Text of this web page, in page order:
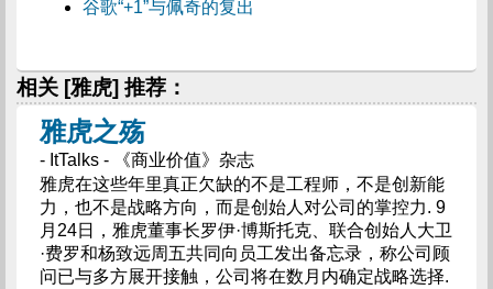
谷歌“+1”与佩奇的复出
相关 [雅虎] 推荐：
雅虎之殇
- ItTalks - 《商业价值》杂志
雅虎在这些年里真正欠缺的不是工程师，不是创新能
力，也不是战略方向，而是创始人对公司的掌控力. 9
月24日，雅虎董事长罗伊·博斯托克、联合创始人大卫
·费罗和杨致远周五共同向员工发出备忘录，称公司顾
问已与多方展开接触，公司将在数月内确定战略选择.